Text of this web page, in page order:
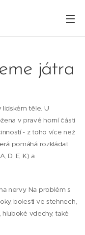
játra
lidském těle. U
v pravé horní části
- z toho více než
pomáhá rozkládat
D, E, K) a
nervy. Na problém s
bolesti ve stehnech,
hluboké vdechy, také